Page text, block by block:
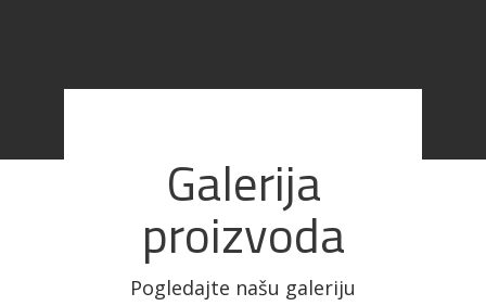
Galerija
proizvoda
Pogledajte našu galeriju